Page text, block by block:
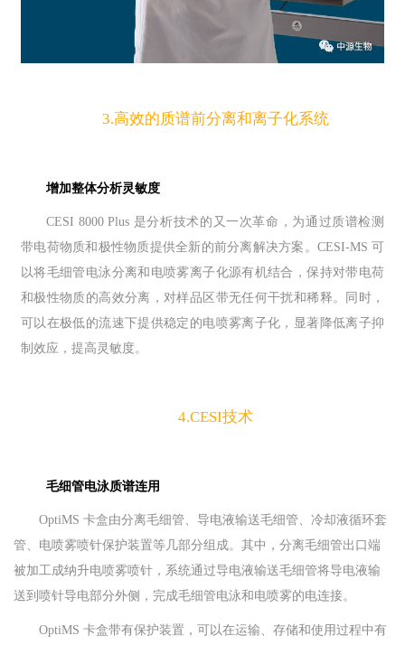
3.高效的质谱前分离和离子化系统
增加整体分析灵敏度
CESI 8000 Plus 是分析技术的又一次革命，为通过质谱检测
带电荷物质和极性物质提供全新的前分离解决方案。CESI-MS 可
以将毛细管电泳分离和电喷雾离子化源有机结合，保持对带电荷
和极性物质的高效分离，对样品区带无任何干扰和稀释。同时，
可以在极低的流速下提供稳定的电喷雾离子化，显著降低离子抑
制效应，提高灵敏度。
4.CESI技术
毛细管电泳质谱连用
OptiMS 卡盒由分离毛细管、导电液输送毛细管、冷却液循环套
管、电喷雾喷针保护装置等几部分组成。其中，分离毛细管出口端
被加工成纳升电喷雾喷针，系统通过导电液输送毛细管将导电液输
送到喷针导电部分外侧，完成毛细管电泳和电喷雾的电连接。
OptiMS 卡盒带有保护装置，可以在运输、存储和使用过程中有